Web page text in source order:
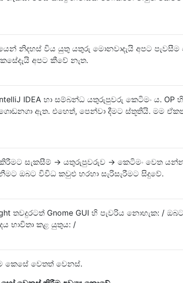
නිදහස් විය යුතු යතුරු මොනවාදැයි අපට පැවසීම
අපට කීවේ නැත.
IDEA හා සම්බන්ධ යතුරුපුවරු කෙටිමං ය. OP හි
ඇත. එහෙත්, පෙන්වා දීමට ස්තූතියි. මම
සැකසීම් -> යතුරුපුවරුව -> කෙටිමං වෙත
ඔබට විවිධ කවුළු හරහා සැරිසැරීමට සිදුවේ.
තවදුරටත් Gnome GUI හි පැවරිය නොහැක: / ඔබට
භාවිතා කළ යුතුය: /
කෙසේ වෙතත් වෙනස්.